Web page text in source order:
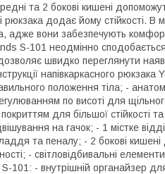
та 2 бокові кишені
рюкзака додає йому стійкості.
адже вони забезпечують
S-101 неодмінно
швидко переглянути
напівкаркасного
положення тіла; -
по висоті для
для більшої стійкості та
на гачок; - 1 містке
та пеналу; - 2 бокові
- світловідбивальні
S-101: - внутрішній органайзер